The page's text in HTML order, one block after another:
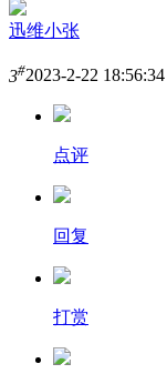
迅维小张
3#2023-2-22 18:56:34
点评
回复
打赏